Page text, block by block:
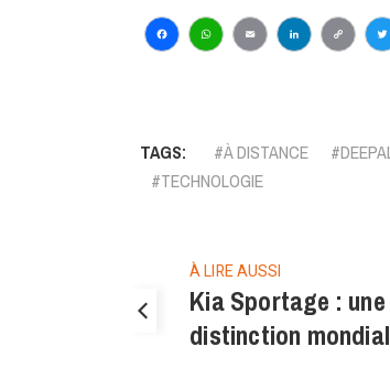
Facebook
WhatsApp
EmailLinkedIn
Copy
TAGS: À DISTANCE
TECHNOLOGIE
À LIRE AUSSI
Kia Sportage : une
distinction